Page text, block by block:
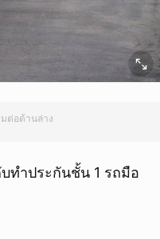
ต่อด้านล่าง
ทำประกันชั้น 1 รถมือ